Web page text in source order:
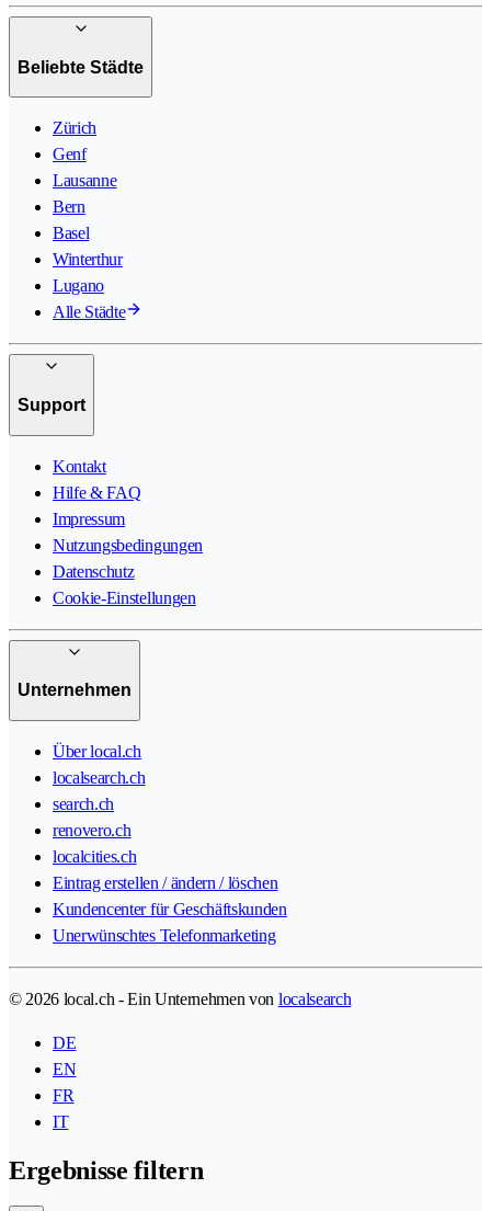
Beliebte Städte
Zürich
Genf
Lausanne
Bern
Basel
Winterthur
Lugano
Alle Städte
Support
Kontakt
Hilfe & FAQ
Impressum
Nutzungsbedingungen
Datenschutz
Cookie-Einstellungen
Unternehmen
Über local.ch
localsearch.ch
search.ch
renovero.ch
localcities.ch
Eintrag erstellen / ändern / löschen
Kundencenter für Geschäftskunden
Unerwünschtes Telefonmarketing
© 2026 local.ch - Ein Unternehmen von localsearch
DE
EN
FR
IT
Ergebnisse filtern